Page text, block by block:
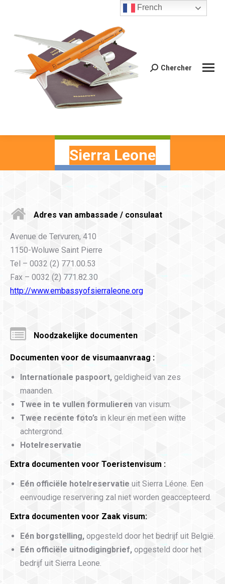
Recherche
Chercher
Sierra Leone
Adres van ambassade / consulaat
Avenue de Tervuren, 410
1150-Woluwe Saint Pierre
Tel – 0032 (2) 771.00.53
Fax – 0032 (2) 771.82.30
http://www.embassyofsierraleone.org
Noodzakelijke documenten
Documenten voor de visumaanvraag :
Internationale paspoort, geldigheid van zes
maanden.
Twee in te vullen formulieren van visum.
Twee recente foto’s in kleur en met een witte
achtergrond.
Hotelreservatie
Extra documenten voor Toeristenvisum :
Eén officiële hotelreservatie uit Sierra Léone. Een
eenvoudige reservering zal niet worden geaccepteerd.
Extra documenten voor Zaak visum:
Eén borgstelling, opgesteld door het bedrijf uit België.
Eén officiële uitnodigingbrief, opgesteld door het
bedrijf uit Sierra Leone.
French